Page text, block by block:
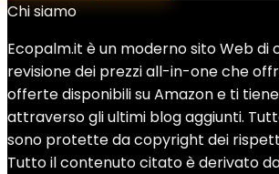
Chi siamo
Ecopalm.it è un moderno sito Web di
revisione dei prezzi all-in-one che
offerte disponibili su Amazon e ti
attraverso gli ultimi blog aggiunti.
sono protette da copyright dei
Tutto il contenuto citato è derivato